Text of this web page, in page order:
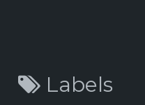
Labels